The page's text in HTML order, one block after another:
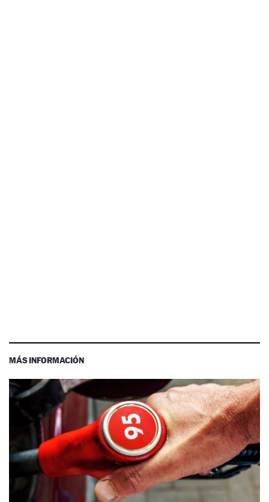
MÁS INFORMACIÓN